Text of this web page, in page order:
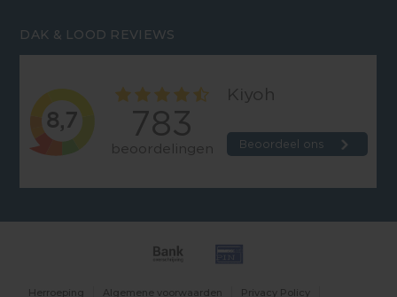
DAK & LOOD REVIEWS
Herroeping Algemene voorwaarden Privacy Policy